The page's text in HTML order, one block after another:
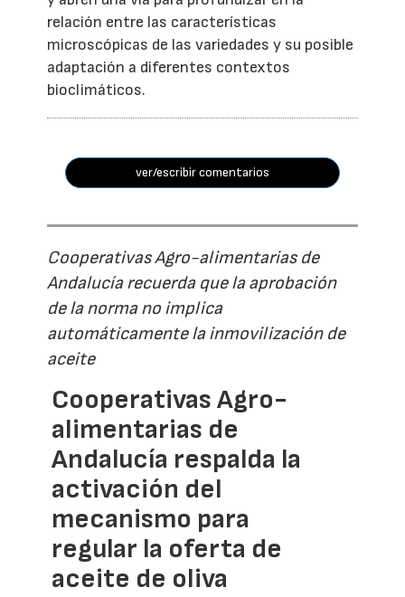
relación entre las características
microscópicas de las variedades y su posible
adaptación a diferentes contextos
bioclimáticos.
ver/escribir comentarios
Cooperativas Agro-alimentarias de
Andalucía recuerda que la aprobación
de la norma no implica
automáticamente la inmovilización de
aceite
Cooperativas Agro-
alimentarias de
Andalucía respalda la
activación del
mecanismo para
regular la oferta de
aceite de oliva